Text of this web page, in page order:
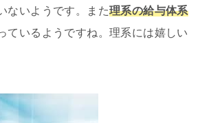
ないようです。また理系の給与体系
ているようですね。理系には嬉しい